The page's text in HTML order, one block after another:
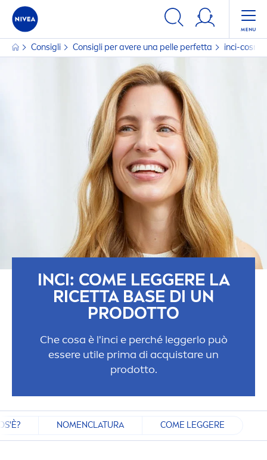
Consigli Consigli per avere una pelle perfetta inci-
INCI: COME LEGGERE LA
RICETTA BASE DI UN
PRODOTTO
Che cosa è l'inci e perché leggerlo può
essere utile prima di acquistare un
prodotto.
NOMENCLATURA COME LEGGERE